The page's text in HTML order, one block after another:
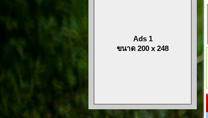
Ads 1
ขนาด 200 x 248